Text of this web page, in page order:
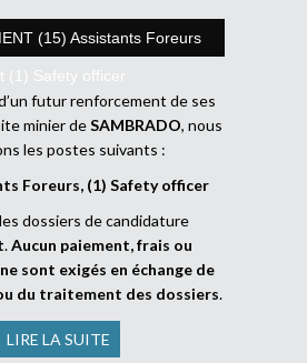
(15) Assistants Foreurs
(1) Safety officer
futur renforcement de ses
minier deSAMBRADO, nous
les postes suivants :
Foreurs, (1) Safety officer
dossiers de candidature
.Aucun paiement, frais ou
sont exigés en échange de
du traitement des dossiers.
LIRE LA SUITE